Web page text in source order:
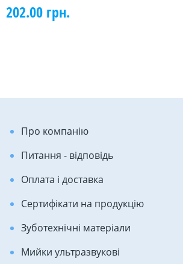
202.00 грн.
Про компанію
Питання - відповідь
Оплата і доставка
Сертифікати на продукцію
Зуботехнічні матеріали
Мийки ультразвукові